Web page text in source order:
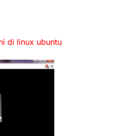
di linux ubuntu